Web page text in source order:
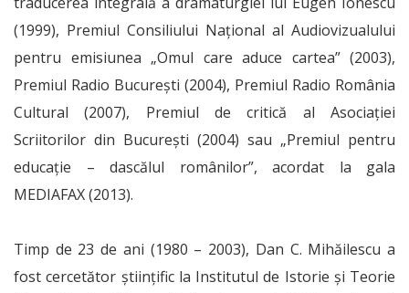
(1999), Premiul Consiliului Național al Audiovizualului
pentru emisiunea „Omul care aduce cartea” (2003),
Premiul Radio Bucureşti (2004), Premiul Radio România
Cultural (2007), Premiul de critică al Asociaţiei
Scriitorilor din Bucureşti (2004) sau „Premiul pentru
educaţie – dascălul românilor”, acordat la gala
MEDIAFAX (2013).
Timp de 23 de ani (1980 – 2003), Dan C. Mihăilescu a
fost cercetător științific la Institutul de Istorie și Teorie